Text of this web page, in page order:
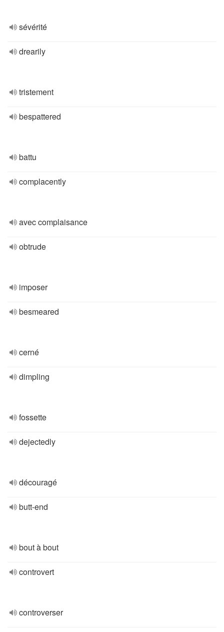
sévérité
drearily
tristement
bespattered
battu
complacently
avec complaisance
obtrude
imposer
besmeared
cerné
dimpling
fossette
dejectedly
découragé
butt-end
bout à bout
controvert
controverser